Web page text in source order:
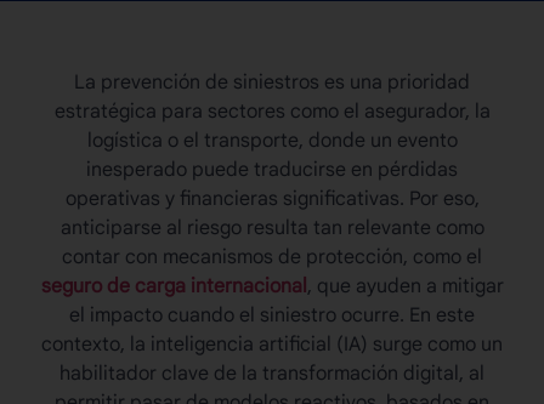
La prevención de siniestros es una prioridad
estratégica para sectores como el asegurador, la
logística o el transporte, donde un evento
inesperado puede traducirse en pérdidas
operativas y financieras significativas. Por eso,
anticiparse al riesgo resulta tan relevante como
contar con mecanismos de protección, como el
seguro de carga internacional, que ayuden a mitigar
el impacto cuando el siniestro ocurre. En este
contexto, la inteligencia artificial (IA) surge como un
habilitador clave de la transformación digital, al